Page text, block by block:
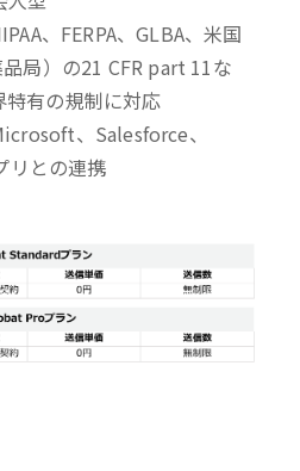
、FERPA、GLBA、⽶国
局）の21 CFR part 11な
特有の規制に対応
、Salesforce、
リとの連携